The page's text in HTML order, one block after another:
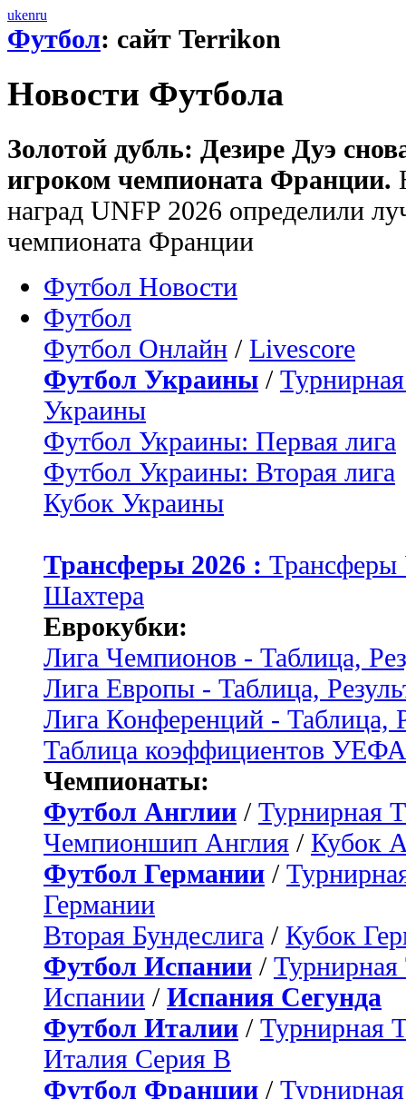
ukenru
Футбол: сайт Terrikon
Новости Футбола
Золотой дубль: Дезире Дуэ
игроком чемпионата Франции.
наград UNFP 2026 определили
чемпионата Франции
Футбол Новости
Футбол
Футбол Онлайн / Livescore
Футбол Украины /
Украины
Футбол Украины: Первая лига
Футбол Украины: Вторая лига
Кубок Украины
Трансферы 2026 :
Шахтера
Еврокубки:
Лига Чемпионов - Таблица,
Лига Европы - Таблица,
Лига Конференций - Таблица,
Таблица коэффициентов УЕФА
Чемпионаты:
Футбол Англии / Турнирная
Чемпионшип Англия / Кубок
Футбол Германии /
Германии
Вторая Бундеслига / Кубок
Футбол Испании / Турнирная
Испании / Испания Сегунда
Футбол Италии / Турнирная
Италия Серия B
Футбол Франции /